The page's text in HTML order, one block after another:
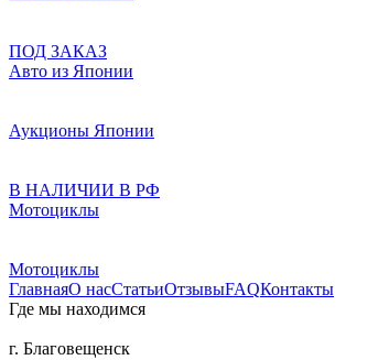
ПОД ЗАКАЗ
Авто из Японии
Аукционы Японии
В НАЛИЧИИ В РФ
Мотоциклы
Мотоциклы
ГлавнаяО насСтатьиОтзывыFAQКонтакты
Где мы находимся
г. Благовещенск